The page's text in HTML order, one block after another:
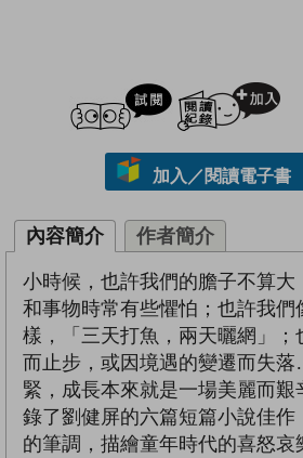
試閲
加入／閱讀電子書
內容簡介 作者簡介
小時候，也許我們的膽子不算大
和事物時常有些懼怕；也許我們
樣，「三天打魚，兩天曬網」；
而止步，或因境遇的變遷而失
緊，成長本來就是一場美麗而艱
錄了劉健屏的六篇短篇小說佳作
的筆調，描繪童年時代的喜怒哀